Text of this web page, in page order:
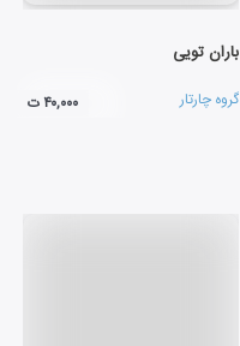
باران تویی
گروه چارتار ۴۰,۰۰۰ ت